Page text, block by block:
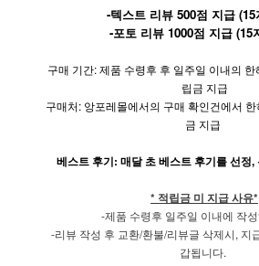
-텍스트 리뷰 500점 지급
-포토 리뷰 1000점 지급 (15
구매 기간: 제품 수령후 후 일주일 이내의
립금 지급
구매처: 앙포레몰에서의 구매 확인건에서
금 지급
베스트 후기: 매달 초 베스트 후기를 선정
* 적립금 미 지급 사유*
-제품 수령후 일주일 이내에 작
-리뷰 작성 후 교환/환불/리뷰글 삭제시, 지
갑됩니다.